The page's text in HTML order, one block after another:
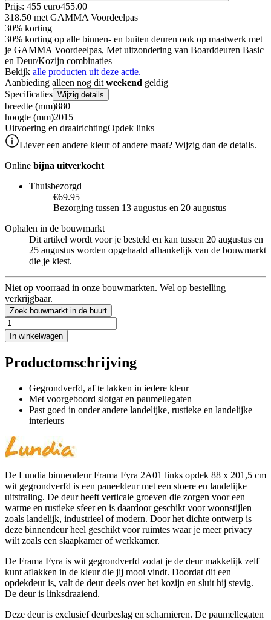
Prijs: 455 euro455.00
318.50 met GAMMA Voordeelpas
30% korting
30% korting op alle binnen- en buiten deuren ook op maatwerk met
je GAMMA Voordeelpas, Met uitzondering van Boarddeuren Basic
en Deur/Kozijn combinaties
Bekijk alle producten uit deze actie.
Aanbieding alleen nog dit weekend geldig
Specificaties Wijzig details
breedte (mm)880
hoogte (mm)2015
Uitvoering en draairichtingOpdek links
Liever een andere kleur of andere maat? Wijzig dan de details.
Online bijna uitverkocht
Thuisbezorgd
€69.95
Bezorging tussen 13 augustus en 20 augustus
Ophalen in de bouwmarkt
Dit artikel wordt voor je besteld en kan tussen 20 augustus en
25 augustus worden opgehaald afhankelijk van de bouwmarkt
die je kiest.
Niet op voorraad in onze bouwmarkten. Wel op bestelling
verkrijgbaar.
Zoek bouwmarkt in de buurt
In winkelwagen
Productomschrijving
Gegrondverfd, af te lakken in iedere kleur
Met voorgeboord slotgat en paumellegaten
Past goed in onder andere landelijke, rustieke en landelijke
interieurs
De Lundia binnendeur Frama Fyra 2A01 links opdek 88 x 201,5 cm
wit gegrondverfd is een paneeldeur met een stoere en landelijke
uitstraling. De deur heeft verticale groeven die zorgen voor een
warme en rustieke sfeer en is daardoor geschikt voor woonstijlen
zoals landelijk, industrieel of modern. Door het dichte ontwerp is
deze binnendeur heel geschikt voor ruimtes waar je meer privacy
wilt zoals een slaapkamer of werkkamer.
De Frama Fyra is wit gegrondverfd zodat je de deur makkelijk zelf
kunt aflakken in de kleur die jij mooi vindt. Doordat dit een
opdekdeur is, valt de deur deels over het kozijn en sluit hij stevig.
De deur is linksdraaiend.
Deze deur is exclusief deurbeslag en scharnieren. De paumellegaten